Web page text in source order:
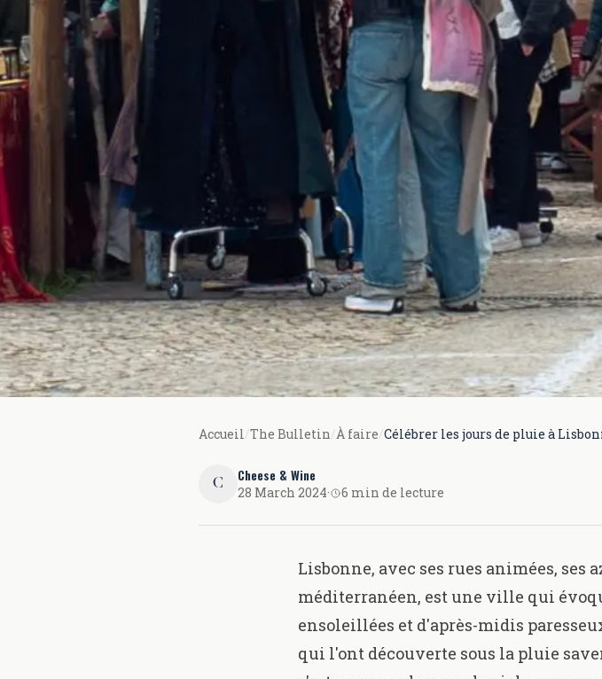
Accueil/The Bulletin/À faire/Célébrer les jours de pluie à
C Cheese & Wine
28 March 2024· 6 min de lecture
Lisbonne, avec ses rues animées, ses
méditerranéen, est une ville qui
ensoleillées et d'après-midis
qui l'ont découverte sous la pluie